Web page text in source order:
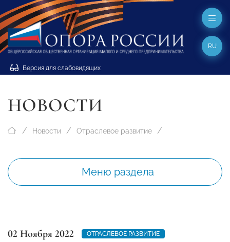
Версия для слабовидящих
RU
НОВОСТИ
Новости Отраслевое развитие
Меню раздела
02 Ноября 2022
ОТРАСЛЕВОЕ РАЗВИТИЕ